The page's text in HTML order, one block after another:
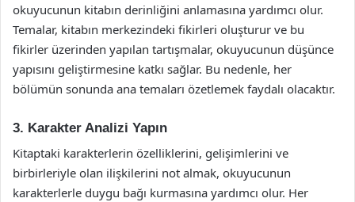
okuyucunun kitabın derinliğini anlamasına yardımcı olur.
Temalar, kitabın merkezindeki fikirleri oluşturur ve bu
fikirler üzerinden yapılan tartışmalar, okuyucunun düşünce
yapısını geliştirmesine katkı sağlar. Bu nedenle, her
bölümün sonunda ana temaları özetlemek faydalı olacaktır.
3. Karakter Analizi Yapın
Kitaptaki karakterlerin özelliklerini, gelişimlerini ve
birbirleriyle olan ilişkilerini not almak, okuyucunun
karakterlerle duygu bağı kurmasına yardımcı olur. Her